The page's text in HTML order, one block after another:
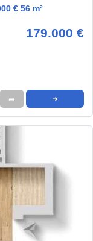
€ 56 m²
179.000 €
➦ ➜